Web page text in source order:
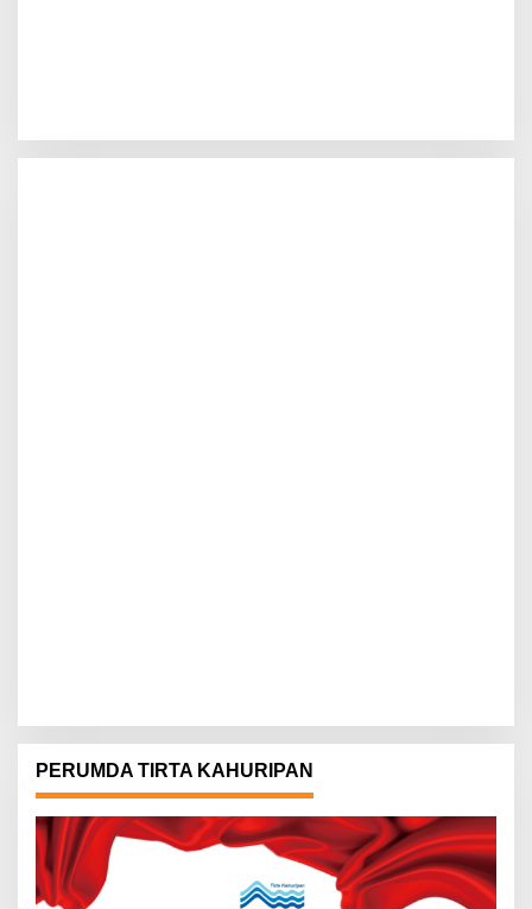
PERUMDA TIRTA KAHURIPAN